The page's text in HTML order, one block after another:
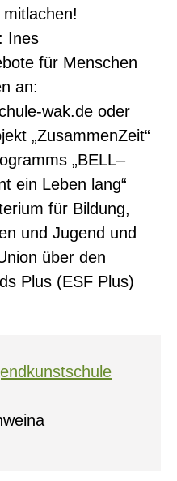
mitlachen!
für Menschen
an:
wak.de oder
„ZusammenZeit“
„BELL–
ein Leben lang“
für Bildung,
und Jugend und
über den
Plus (ESF Plus)